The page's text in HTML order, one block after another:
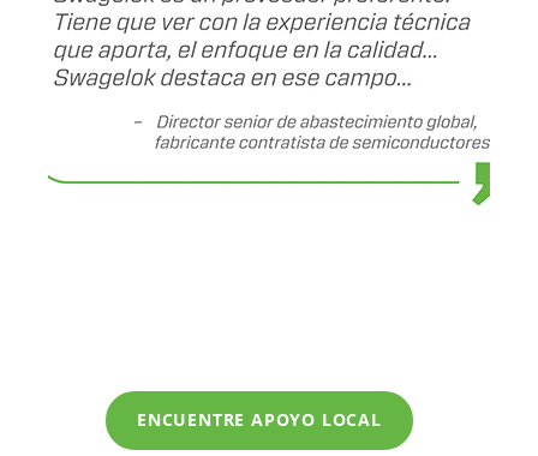
ENCUENTRE APOYO LOCAL